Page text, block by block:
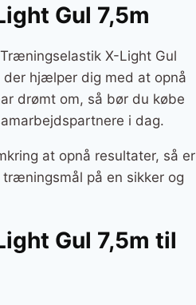
Gul 7,5m
X-Light Gul
hjælper dig med at opnå
drømt om, så bør du købe
i dag.
at opnå resultater, så er
på en sikker og
Gul 7,5m til